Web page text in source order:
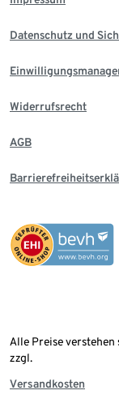
Datenschutz und
Widerrufsrecht
AGB
Alle Preise
zzgl.
Versandkosten